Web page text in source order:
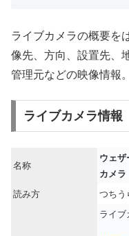
ライブカメラの概要を
像先、方向、設置先、
管理元などの映像情報。
ライブカメラ情報
名称
ウェザ
カメラ
読み方
つちう
ライブ